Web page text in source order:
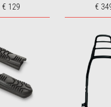
€ 129 €